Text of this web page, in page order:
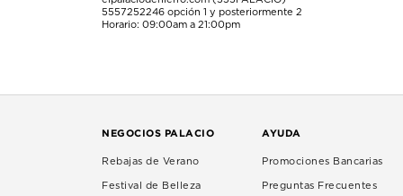
5557252246 opción 1 y posteriormente 2
Horario: 09:00am a 21:00pm
NEGOCIOS PALACIO
Rebajas de Verano
Festival de Belleza
AYUDA
Promociones Bancarias
Preguntas Frecuentes